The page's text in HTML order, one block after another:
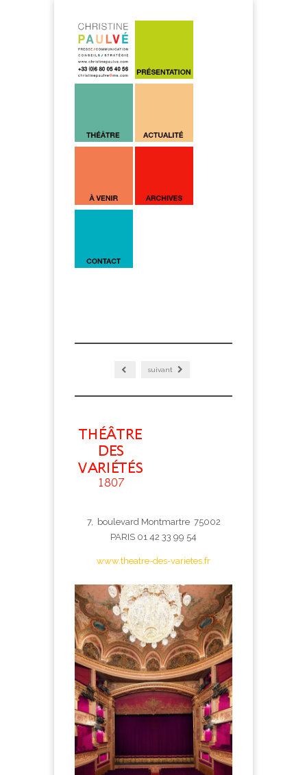
suivant
7, boulevard Montmartre 75002
PARIS 01 42 33 99 54
www.theatre-des-varietes.fr